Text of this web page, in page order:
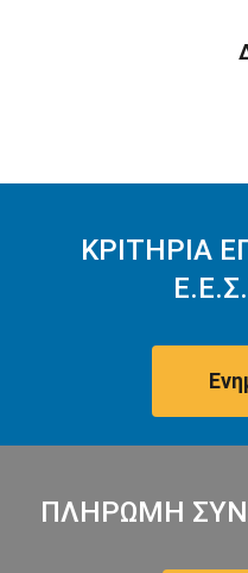
ΚΡΙΤΗΡΙΑ
ΠΛΗΡΩΜΗ